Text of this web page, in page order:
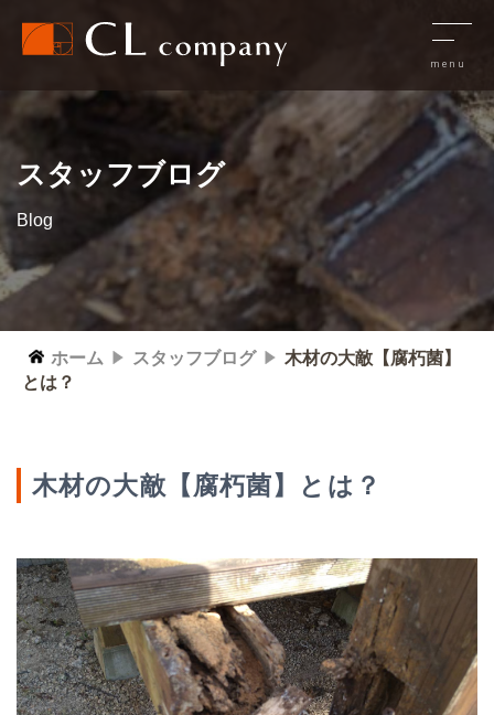
スタッフブログ
Blog
ホーム スタッフブログ
木材の大敵【腐朽菌】
とは？
木材の大敵【腐朽菌】とは？